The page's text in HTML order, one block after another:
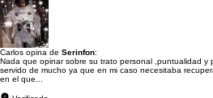
Carlos opina de Serinfon:
Nada que opinar sobre su trato personal ,puntualidad y
servido de mucho ya que en mi caso necesitaba
en el que...